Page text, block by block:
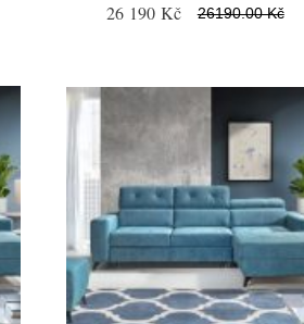
26 190 Kč 26190.00 Kč